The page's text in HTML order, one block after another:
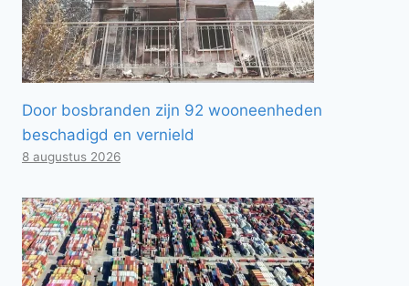
Door bosbranden zijn 92 wooneenheden
beschadigd en vernield
8 augustus 2026